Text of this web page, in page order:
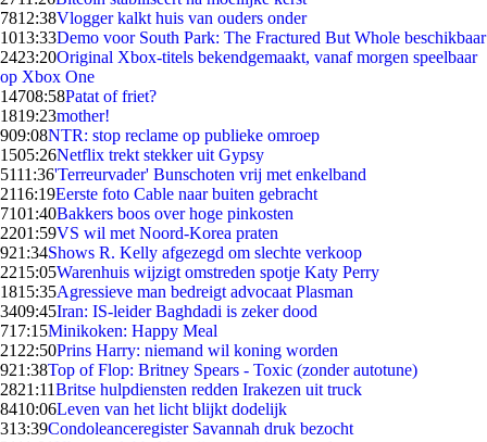
7812:38Vlogger kalkt huis van ouders onder
1013:33Demo voor South Park: The Fractured But Whole beschikbaar
2423:20Original Xbox-titels bekendgemaakt, vanaf morgen speelbaar
op Xbox One
14708:58Patat of friet?
1819:23mother!
909:08NTR: stop reclame op publieke omroep
1505:26Netflix trekt stekker uit Gypsy
5111:36'Terreurvader' Bunschoten vrij met enkelband
2116:19Eerste foto Cable naar buiten gebracht
7101:40Bakkers boos over hoge pinkosten
2201:59VS wil met Noord-Korea praten
921:34Shows R. Kelly afgezegd om slechte verkoop
2215:05Warenhuis wijzigt omstreden spotje Katy Perry
1815:35Agressieve man bedreigt advocaat Plasman
3409:45Iran: IS-leider Baghdadi is zeker dood
717:15Minikoken: Happy Meal
21 22:50Prins Harry: niemand wil koning worden
921:38Top of Flop: Britney Spears - Toxic (zonder autotune)
2821:11Britse hulpdiensten redden Irakezen uit truck
8410:06Leven van het licht blijkt dodelijk
313:39Condoleanceregister Savannah druk bezocht